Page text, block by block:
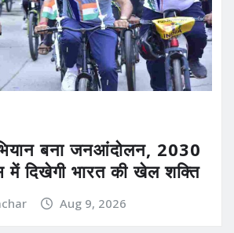
बना जनआंदोलन, 2030
में दिखेगी भारत की खेल शक्ति
Aug 9, 2026